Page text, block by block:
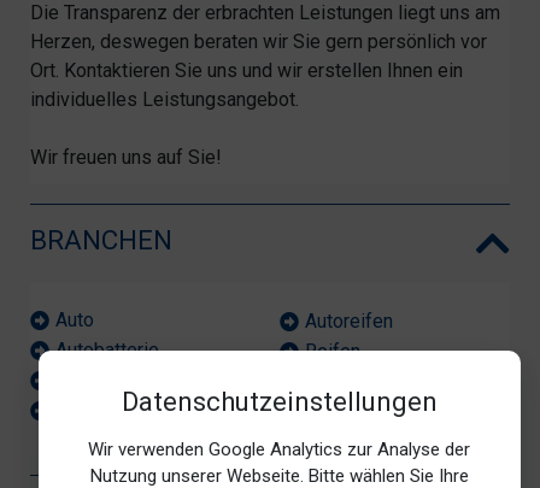
Datenschutzeinstellungen
Wir verwenden Google Analytics zur Analyse der
Nutzung unserer Webseite. Bitte wählen Sie Ihre
Die Transparenz der erbrachten Leistungen liegt uns am
Herzen, deswegen beraten wir Sie gern persönlich vor
Ort. Kontaktieren Sie uns und wir erstellen Ihnen ein
individuelles Leistungsangebot.
Wir freuen uns auf Sie!
BRANCHEN
Auto
Autobatterie
Autoklima
Autoreifen
Reifen